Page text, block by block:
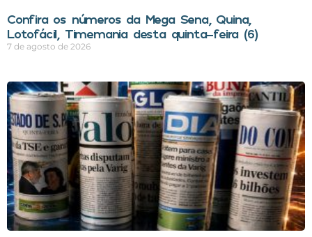
Confira os números da Mega Sena, Quina,
Lotofácil, Timemania desta quinta-feira (6)
7 de agosto de 2026